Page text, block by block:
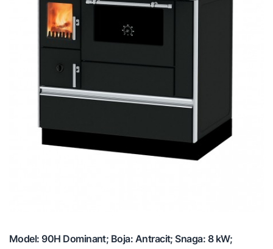
Model: 90H Dominant; Boja: Antracit; Snaga: 8 kW;